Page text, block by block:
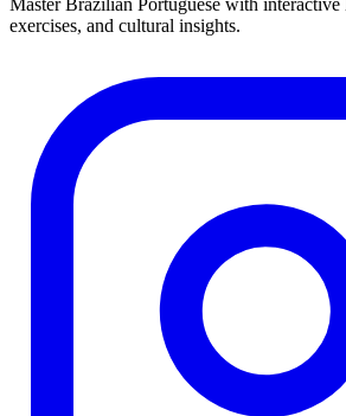
Master Brazilian Portuguese with interactive
exercises, and cultural insights.